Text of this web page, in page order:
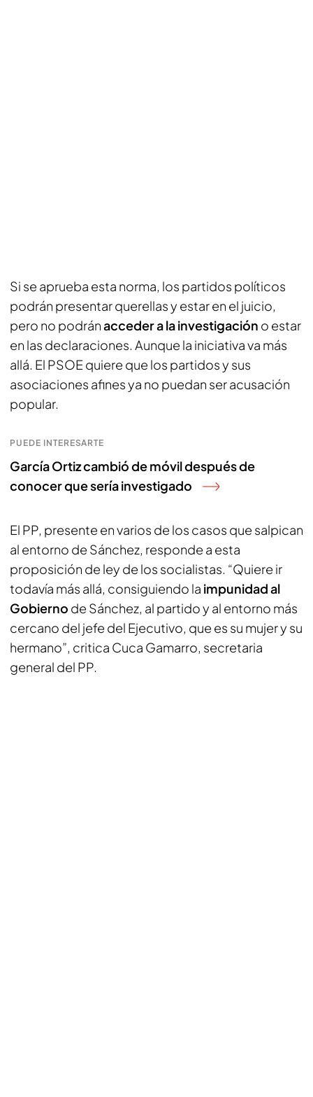
Si se aprueba esta norma, los partidos políticos
podrán presentar querellas y estar en el juicio,
pero no podránacceder a la investigación o estar
en las declaraciones. Aunque la iniciativa va más
allá. El PSOE quiere que los partidos y sus
asociaciones afines ya no puedan ser acusación
popular.
PUEDE INTERESARTE
García Ortiz cambió de móvil después de
conocer que sería investigado
El PP, presente en varios de los casos que salpican
al entorno de Sánchez, responde a esta
proposición de ley de los socialistas. “Quiere ir
todavía más allá, consiguiendo la impunidad al
Gobierno de Sánchez, al partido y al entorno más
cercano del jefe del Ejecutivo, que es su mujer y su
hermano”, critica Cuca Gamarro, secretaria
general del PP.